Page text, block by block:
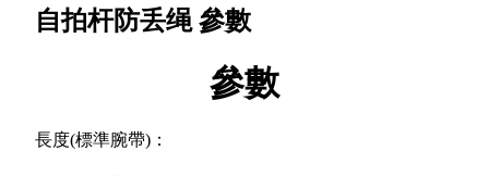
自拍杆防丢绳參數
參數
長度(標準腕帶)：